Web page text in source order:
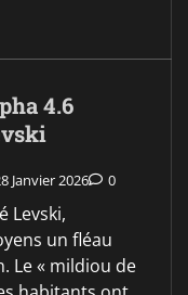
4.6
Janvier 2026 0
Levski,
un fléau
Le « mildiou de